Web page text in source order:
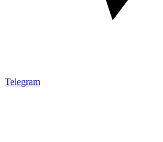
Telegram